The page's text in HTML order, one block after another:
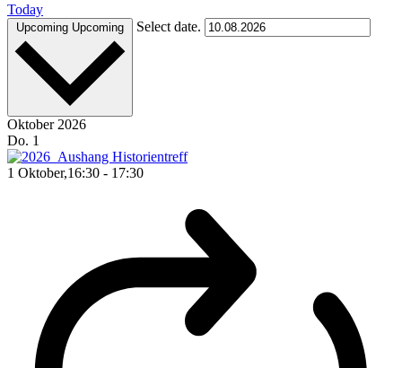
Today
Upcoming Upcoming Select date.
Oktober 2026
Do. 1
1 Oktober,16:30 - 17:30